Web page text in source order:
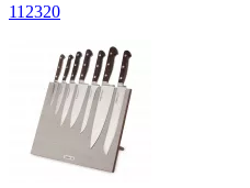
112320